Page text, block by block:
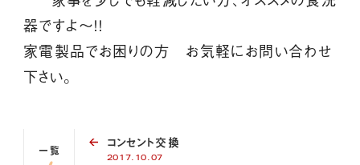
器ですよ～！！
家電製品でお困りの方 お気軽にお問い合わせ
下さい。
一覧 コンセント交換
2017.10.07